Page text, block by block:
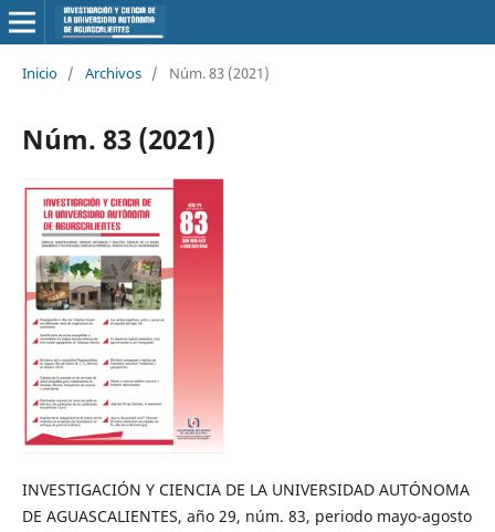
Inicio / Archivos / Núm. 83 (2021)
Núm. 83 (2021)
INVESTIGACIÓN Y CIENCIA DE LA UNIVERSIDAD AUTÓNOMA
DE AGUASCALIENTES, año 29, núm. 83, periodo mayo-agosto